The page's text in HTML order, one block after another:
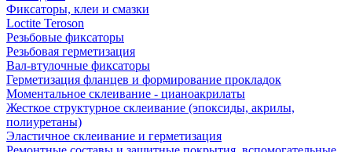
Фиксаторы, клеи и смазки
Loctite Teroson
Резьбовые фиксаторы
Резьбовая герметизация
Вал-втулочные фиксаторы
Герметизация фланцев и формирование прокладок
Моментальное склеивание - цианоакрилаты
Жесткое структурное склеивание (эпоксиды, акрилы,
полиуретаны)
Эластичное склеивание и герметизация